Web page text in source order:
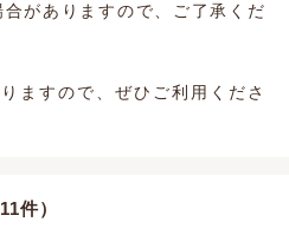
がありますので、ご了承くだ
ますので、ぜひご利用くださ
件）